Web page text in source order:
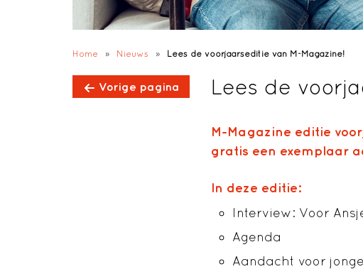
Home » Nieuws » Lees de voorjaarseditie van M-Magazine!
Vorige pagina Lees de
M-Magazine editie
gratis een exemplaar
In deze editie:
Interview: Voor
Agenda
Aandacht voor